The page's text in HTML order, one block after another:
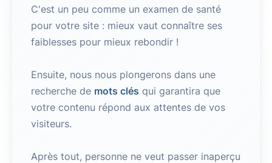
C'est un peu comme un examen de santé
pour votre site : mieux vaut connaître ses
faiblesses pour mieux rebondir !
Ensuite, nous nous plongerons dans une
recherche de mots clés qui garantira que
votre contenu répond aux attentes de vos
visiteurs.
Après tout, personne ne veut passer inaperçu